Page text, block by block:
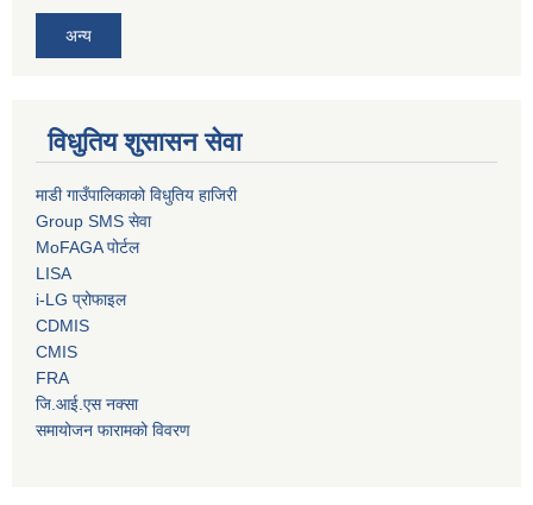
अन्य
विधुतिय शुसासन सेवा
माडी गाउँपालिकाको विधुतिय हाजिरी
Group SMS सेवा
MoFAGA पोर्टल
LISA
i-LG प्रोफाइल
CDMIS
CMIS
FRA
जि.आई.एस नक्सा
समायोजन फारामको विवरण